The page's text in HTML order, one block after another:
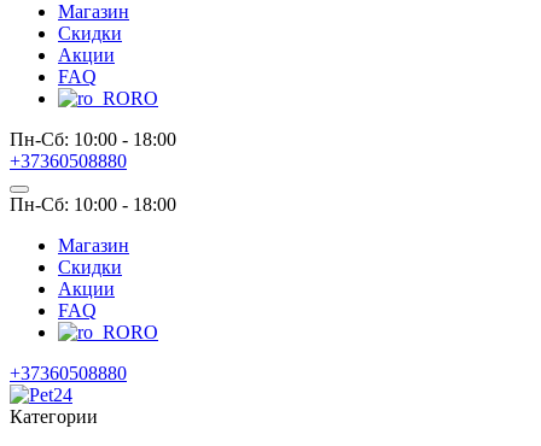
Магазин
Скидки
Акции
FAQ
RO
Пн-Сб: 10:00 - 18:00
+37360508880
Пн-Сб: 10:00 - 18:00
Магазин
Скидки
Акции
FAQ
RO
+37360508880
Категории